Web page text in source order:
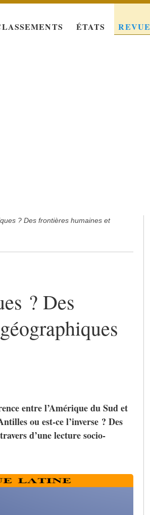
ÉTATS REVUE
? Des frontières humaines et
? Des
entre l’Amérique du Sud et
ou est-ce l’inverse ? Des
d’une lecture socio-